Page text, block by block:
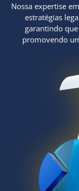
Nossa expertise
estratégias
garantindo
promovendo